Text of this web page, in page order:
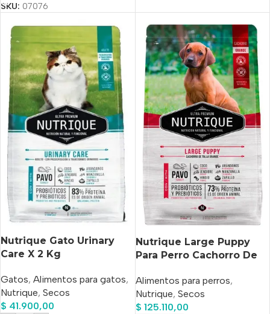
SKU: 07076
Nutrique Gato Urinary
Care X 2 Kg
Gatos, Alimentos para gatos,
Nutrique, Secos
$ 41.900,00
Nutrique Large Puppy
Para Perro Cachorro De
Y Pollo En Bolsa De 15 kg
Alimentos para perros,
Nutrique, Secos
$ 125.110,00